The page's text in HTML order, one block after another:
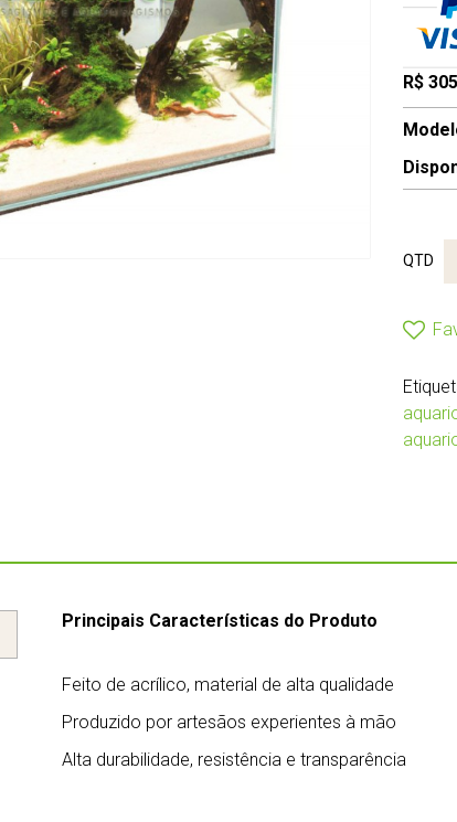
R$
QTD
Principais Características do Produto
Feito de acrílico, material de alta qualidade
Produzido por artesãos experientes à mão
Alta durabilidade, resistência e transparência